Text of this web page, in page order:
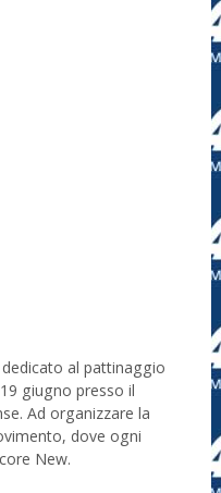
dedicato al pattinaggio
giugno presso il
Ad organizzare la
dove ogni
New.